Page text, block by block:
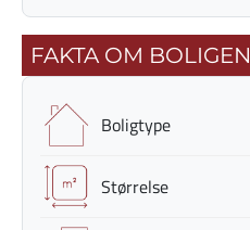
FAKTA OM BOLIGEN
Boligtype
Størrelse